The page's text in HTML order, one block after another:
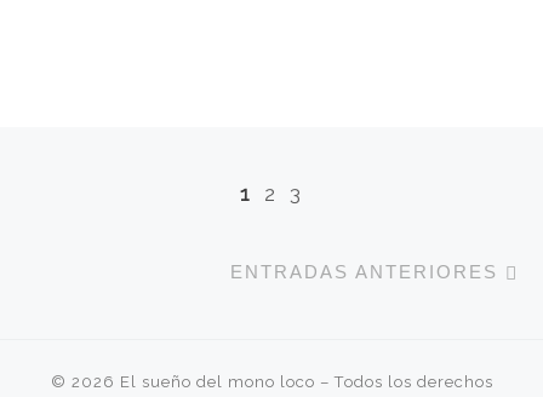
Navegación de entradas
1 2 3
ENTRADAS ANTERIORES
© 2026 El sueño del mono loco – Todos los derechos